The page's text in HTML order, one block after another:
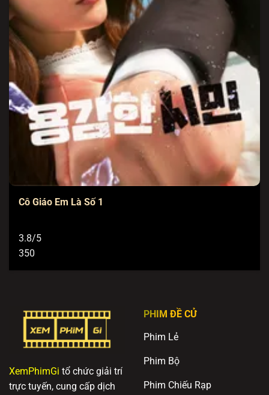
Cô Giáo Em Là Số 1
3.8/5
350
XemPhimGi tổ chức giải trí
trực tuyến, cung cấp dịch
PHIM ĐỀ CỬ
Phim Lẻ
Phim Bộ
Phim Chiếu Rạp